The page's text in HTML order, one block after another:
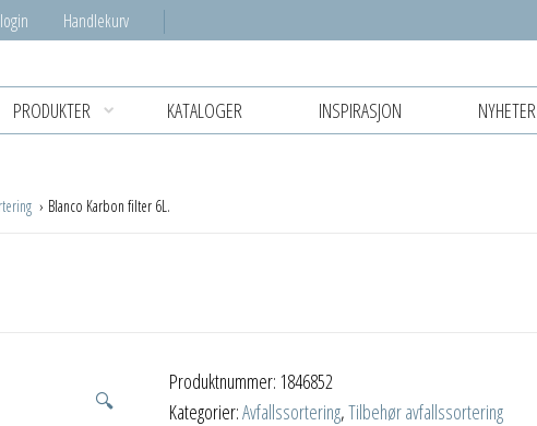
Handlekurv
PRODUKTER KATALOGER INSPIRASJON NYHETER
Blanco Karbon filter 6L.
🔍
Produktnummer: 1846852
Kategorier:Avfallssortering,Tilbehør avfallssortering